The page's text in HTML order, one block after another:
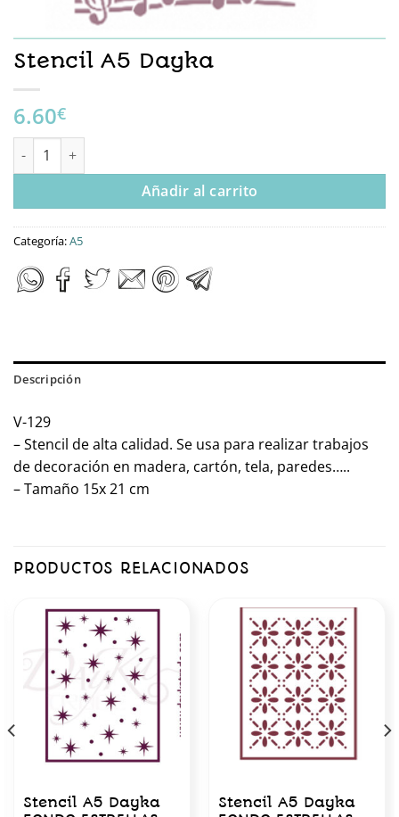
Stencil A5 Dayka
6.60€
Stencil A5 Dayka cantidad
Añadir al carrito
Categoría:A5
Descripción
V-129
– Stencil de alta calidad. Se usa para realizar trabajos
de decoración en madera, cartón, tela, paredes…..
– Tamaño 15x 21 cm
PRODUCTOS RELACIONADOS
Stencil A5 Dayka
Stencil A5 Dayka